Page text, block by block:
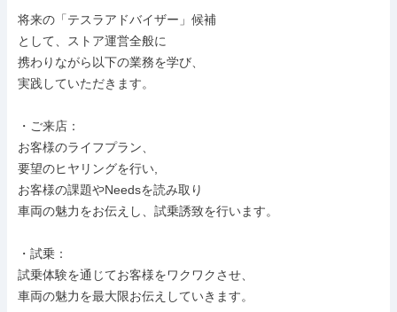
将来の「テスラアドバイザー」候補
として、ストア運営全般に
携わりながら以下の業務を学び、
実践していただきます。
・ご来店：
お客様のライフプラン、
要望のヒヤリングを行い,
お客様の課題やNeedsを読み取り
車両の魅力をお伝えし、試乗誘致を行います。
・試乗：
試乗体験を通じてお客様をワクワクさせ、
車両の魅力を最大限お伝えしていきます。